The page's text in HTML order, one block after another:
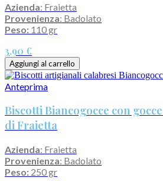
Azienda: Fraietta
Provenienza: Badolato
Peso: 110 gr
3,90 €
Aggiungi al carrello
Anteprima
Biscotti Biancogocce con
di Fraietta
Azienda: Fraietta
Provenienza: Badolato
Peso: 250 gr